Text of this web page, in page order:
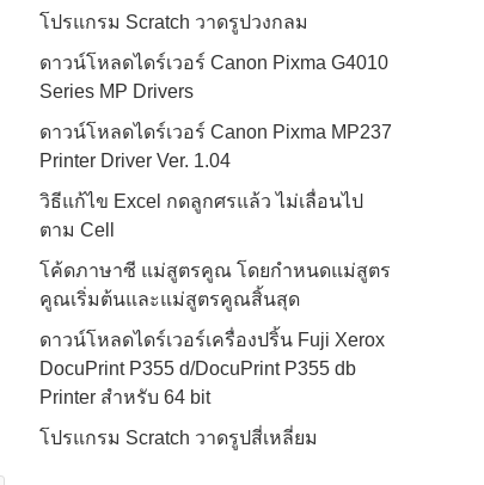
โปรแกรม Scratch วาดรูปวงกลม
ดาวน์โหลดไดร์เวอร์ Canon Pixma G4010
Series MP Drivers
ดาวน์โหลดไดร์เวอร์ Canon Pixma MP237
Printer Driver Ver. 1.04
วิธีแก้ไข Excel กดลูกศรแล้ว ไม่เลื่อนไป
ตาม Cell
โค้ดภาษาซี แม่สูตรคูณ โดยกำหนดแม่สูตร
คูณเริ่มต้นและแม่สูตรคูณสิ้นสุด
ดาวน์โหลดไดร์เวอร์เครื่องปริ้น Fuji Xerox
DocuPrint P355 d/DocuPrint P355 db
Printer สำหรับ 64 bit
โปรแกรม Scratch วาดรูปสี่เหลี่ยม